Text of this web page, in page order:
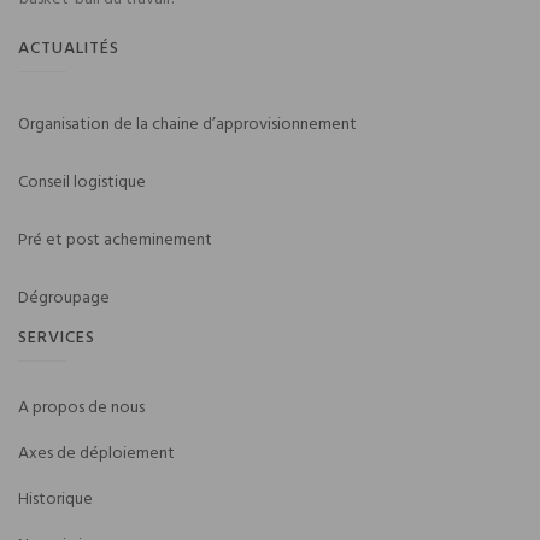
ACTUALITÉS
Organisation de la chaine d’approvisionnement
Conseil logistique
Pré et post acheminement
Dégroupage
SERVICES
A propos de nous
Axes de déploiement
Historique